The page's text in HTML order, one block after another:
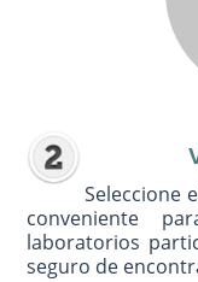
Seleccione
conveniente
laboratorios
seguro de